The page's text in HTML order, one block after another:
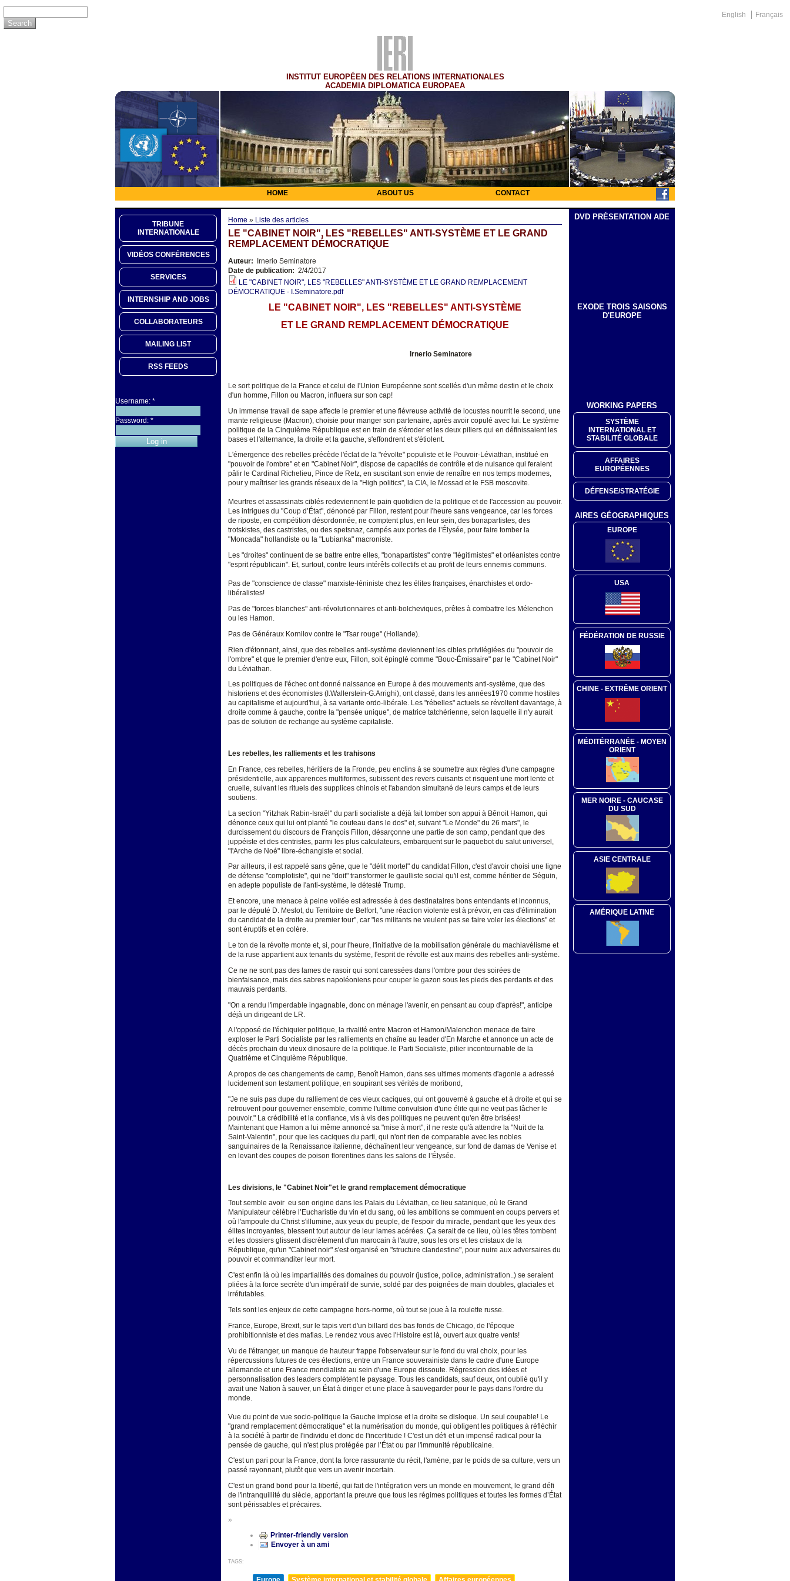
English Français
INSTITUT EUROPÉEN DES RELATIONS INTERNATIONALES
ACADEMIA DIPLOMATICA EUROPAEA
HOME ABOUT US CONTACT
TRIBUNE
INTERNATIONALE
VIDÉOS CONFÉRENCES
SERVICES
INTERNSHIP AND JOBS
COLLABORATEURS
MAILING LIST
RSS FEEDS
Username: *
Password: *
Home » Liste des articles
LE "CABINET NOIR", LES "REBELLES" ANTI-SYSTÈME ET LE GRAND
REMPLACEMENT DÉMOCRATIQUE
Auteur: Irnerio Seminatore
Date de publication: 2/4/2017
LE "CABINET NOIR", LES "REBELLES" ANTI-SYSTÈME ET LE GRAND REMPLACEMENT
DÉMOCRATIQUE - I.Seminatore.pdf
LE "CABINET NOIR", LES "REBELLES" ANTI-SYSTÈME
ET LE GRAND REMPLACEMENT DÉMOCRATIQUE
Irnerio Seminatore
Le sort politique de la France et celui de l'Union Européenne sont scellés d'un même destin et le choix
d'un homme, Fillon ou Macron, influera sur son cap!
Un immense travail de sape affecte le premier et une fiévreuse activité de locustes nourrit le second, une
mante religieuse (Macron), choisie pour manger son partenaire, après avoir copulé avec lui. Le système
politique de la Cinquième République est en train de s'éroder et les deux piliers qui en définissaient les
bases et l'alternance, la droite et la gauche, s'effondrent et s'étiolent.
L'émergence des rebelles précède l'éclat de la "révolte" populiste et le Pouvoir-Léviathan, institué en
"pouvoir de l'ombre" et en "Cabinet Noir", dispose de capacités de contrôle et de nuisance qui feraient
pâlir le Cardinal Richelieu, Pince de Retz, en suscitant son envie de renaître en nos temps modernes,
pour y maîtriser les grands réseaux de la "High politics", la CIA, le Mossad et le FSB moscovite.
Meurtres et assassinats ciblés redeviennent le pain quotidien de la politique et de l'accession au pouvoir.
Les intrigues du "Coup d’État", dénoncé par Fillon, restent pour l'heure sans vengeance, car les forces
de riposte, en compétition désordonnée, ne comptent plus, en leur sein, des bonapartistes, des
trotskistes, des castristes, ou des spetsnaz, campés aux portes de l’Élysée, pour faire tomber la
"Moncada" hollandiste ou la "Lubianka" macroniste.
Les "droites" continuent de se battre entre elles, "bonapartistes" contre "légitimistes" et orléanistes contre
"esprit républicain". Et, surtout, contre leurs intérêts collectifs et au profit de leurs ennemis communs.
Pas de "conscience de classe" marxiste-léniniste chez les élites françaises, énarchistes et ordo-
libéralistes!
Pas de "forces blanches" anti-révolutionnaires et anti-bolcheviques, prêtes à combattre les Mélenchon
ou les Hamon.
Pas de Généraux Kornilov contre le "Tsar rouge" (Hollande).
Rien d'étonnant, ainsi, que des rebelles anti-système deviennent les cibles privilégiées du "pouvoir de
l'ombre" et que le premier d'entre eux, Fillon, soit épinglé comme "Bouc-Émissaire" par le "Cabinet Noir"
du Léviathan.
Les politiques de l'échec ont donné naissance en Europe à des mouvements anti-système, que des
historiens et des économistes (I.Wallerstein-G.Arrighi), ont classé, dans les années1970 comme hostiles
au capitalisme et aujourd'hui, à sa variante ordo-libérale. Les "rébelles" actuels se révoltent davantage, à
droite comme à gauche, contre la "pensée unique", de matrice tatchérienne, selon laquelle il n'y aurait
pas de solution de rechange au système capitaliste.
Les rebelles, les ralliements et les trahisons
En France, ces rebelles, héritiers de la Fronde, peu enclins à se soumettre aux règles d'une campagne
présidentielle, aux apparences multiformes, subissent des revers cuisants et risquent une mort lente et
cruelle, suivant les rituels des supplices chinois et l'abandon simultané de leurs camps et de leurs
soutiens.
La section "Yitzhak Rabin-Israël" du parti socialiste a déjà fait tomber son appui à Bênoit Hamon, qui
dénonce ceux qui lui ont planté "le couteau dans le dos" et, suivant "Le Monde" du 26 mars", le
durcissement du discours de François Fillon, désarçonne une partie de son camp, pendant que des
juppéiste et des centristes, parmi les plus calculateurs, embarquent sur le paquebot du salut universel,
"l'Arche de Noé" libre-échangiste et social.
Par ailleurs, il est rappelé sans gêne, que le "délit mortel" du candidat Fillon, c'est d'avoir choisi une ligne
de défense "complotiste", qui ne "doit" transformer le gaulliste social qu'il est, comme héritier de Séguin,
en adepte populiste de l'anti-système, le détesté Trump.
Et encore, une menace à peine voilée est adressée à des destinataires bons entendants et inconnus,
par le député D. Meslot, du Territoire de Belfort, "une réaction violente est à prévoir, en cas d'élimination
du candidat de la droite au premier tour", car "les militants ne veulent pas se faire voler les élections" et
sont éruptifs et en colère.
Le ton de la révolte monte et, si, pour l'heure, l'initiative de la mobilisation générale du machiavélisme et
de la ruse appartient aux tenants du système, l'esprit de révolte est aux mains des rebelles anti-système.
Ce ne ne sont pas des lames de rasoir qui sont caressées dans l'ombre pour des soirées de
bienfaisance, mais des sabres napoléoniens pour couper le gazon sous les pieds des perdants et des
mauvais perdants.
"On a rendu l'imperdable ingagnable, donc on ménage l'avenir, en pensant au coup d'après!", anticipe
déjà un dirigeant de LR.
A l'opposé de l'échiquier politique, la rivalité entre Macron et Hamon/Malenchon menace de faire
exploser le Parti Socialiste par les ralliements en chaîne au leader d'En Marche et annonce un acte de
décès prochain du vieux dinosaure de la politique. le Parti Socialiste, pilier incontournable de la
Quatrième et Cinquième République.
A propos de ces changements de camp, Benoît Hamon, dans ses ultimes moments d'agonie a adressé
lucidement son testament politique, en soupirant ses vérités de moribond,
"Je ne suis pas dupe du ralliement de ces vieux caciques, qui ont gouverné à gauche et à droite et qui se
retrouvent pour gouverner ensemble, comme l'ultime convulsion d'une élite qui ne veut pas lâcher le
pouvoir." La crédibilité et la confiance, vis à vis des politiques ne peuvent qu'en être brisées!
Maintenant que Hamon a lui même annoncé sa "mise à mort", il ne reste qu'à attendre la "Nuit de la
Saint-Valentin", pour que les caciques du parti, qui n'ont rien de comparable avec les nobles
sanguinaires de la Renaissance italienne, déchaînent leur vengeance, sur fond de damas de Venise et
en levant des coupes de poison florentines dans les salons de l’Élysée.
Les divisions, le "Cabinet Noir"et le grand remplacement démocratique
Tout semble avoir eu son origine dans les Palais du Léviathan, ce lieu satanique, où le Grand
Manipulateur célèbre l’Eucharistie du vin et du sang, où les ambitions se commuent en coups pervers et
où l'ampoule du Christ s'illumine, aux yeux du peuple, de l'espoir du miracle, pendant que les yeux des
élites incroyantes, blessent tout autour de leur lames acérées. Ça serait de ce lieu, où les têtes tombent
et les dossiers glissent discrètement d'un marocain à l'autre, sous les ors et les cristaux de la
République, qu'un "Cabinet noir" s'est organisé en "structure clandestine", pour nuire aux adversaires du
pouvoir et commanditer leur mort.
C'est enfin là où les impartialités des domaines du pouvoir (justice, police, administration..) se seraient
pliées à la force secrète d'un impératif de survie, soldé par des poignées de main doubles, glaciales et
irréfutables.
Tels sont les enjeux de cette campagne hors-norme, où tout se joue à la roulette russe.
France, Europe, Brexit, sur le tapis vert d'un billard des bas fonds de Chicago, de l'époque
prohibitionniste et des mafias. Le rendez vous avec l'Histoire est là, ouvert aux quatre vents!
Vu de l'étranger, un manque de hauteur frappe l'observateur sur le fond du vrai choix, pour les
répercussions futures de ces élections, entre un France souverainiste dans le cadre d'une Europe
allemande et une France mondialiste au sein d'une Europe dissoute. Régression des idées et
personnalisation des leaders complètent le paysage. Tous les candidats, sauf deux, ont oublié qu'il y
avait une Nation à sauver, un État à diriger et une place à sauvegarder pour le pays dans l'ordre du
monde.
Vue du point de vue socio-politique la Gauche implose et la droite se disloque. Un seul coupable! Le
"grand remplacement démocratique" et la numérisation du monde, qui obligent les politiques à réfléchir
à la société à partir de l'individu et donc de l'incertitude ! C'est un défi et un impensé radical pour la
pensée de gauche, qui n'est plus protégée par l’État ou par l'immunité républicaine.
C'est un pari pour la France, dont la force rassurante du récit, l'amène, par le poids de sa culture, vers un
passé rayonnant, plutôt que vers un avenir incertain.
C'est un grand bond pour la liberté, qui fait de l'intégration vers un monde en mouvement, le grand défi
de l'intranquillité du siècle, apportant la preuve que tous les régimes politiques et toutes les formes d’État
sont périssables et précaires.
»
Printer-friendly version
Envoyer à un ami
TAGS:
DVD PRÉSENTATION ADE
EXODE TROIS SAISONS
D'EUROPE
WORKING PAPERS
SYSTÈME
INTERNATIONAL ET
STABILITÉ GLOBALE
AFFAIRES
EUROPÉENNES
DÉFENSE/STRATÉGIE
AIRES GÉOGRAPHIQUES
EUROPE
USA
FÉDÉRATION DE RUSSIE
CHINE - EXTRÊME ORIENT
MÉDITÉRRANÉE - MOYEN
ORIENT
MER NOIRE - CAUCASE
DU SUD
ASIE CENTRALE
AMÉRIQUE LATINE